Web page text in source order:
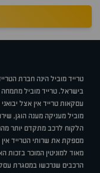
טרייד מוביל הינה חברת
בישראל. טרייד מוביל
עסקאות טרייד אין אצל
מוביל מעניקה מענה הוגן,
הלקוח לרכב מתקדם יותר
מספקת את שרותי הטרייד
מאוד למוניטין המוכר בזכות
הרכבים שנרכשו במסגרת